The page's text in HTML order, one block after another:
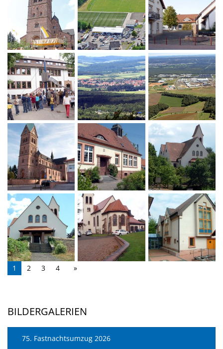
1 2 3 4
BILDERGALERIEN
75. Fastnachtsumzug 2026